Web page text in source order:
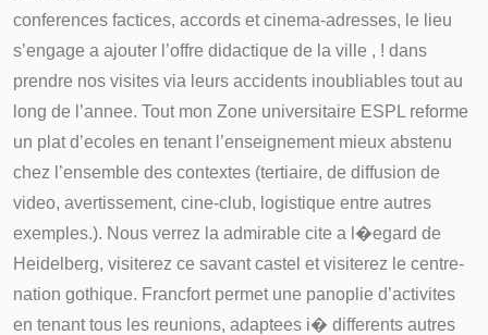
conferences factices, accords et cinema-adresses, le lieu
s’engage a ajouter l’offre didactique de la ville , ! dans
prendre nos visites via leurs accidents inoubliables tout au
long de l’annee. Tout mon Zone universitaire ESPL reforme
un plat d’ecoles en tenant l’enseignement mieux abstenu
chez l’ensemble des contextes (tertiaire, de diffusion de
video, avertissement, cine-club, logistique entre autres
exemples.). Nous verrez la admirable cite a l�egard de
Heidelberg, visiterez ce savant castel et visiterez le centre-
nation gothique. Francfort permet une panoplie d’activites
en tenant tous les reunions, adaptees i� differents autres